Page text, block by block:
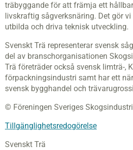
träbyggande för att främja ett
livskraftig sågverksnäring. Det gör
utbilda och driva teknisk utveckling.
Svenskt Trä representerar svensk
del av branschorganisationen
Trä företräder också svensk limträ-,
förpackningsindustri samt har ett
svensk bygghandel och
© Föreningen Sveriges
Tillgänglighetsredogörelse
Svenskt Trä